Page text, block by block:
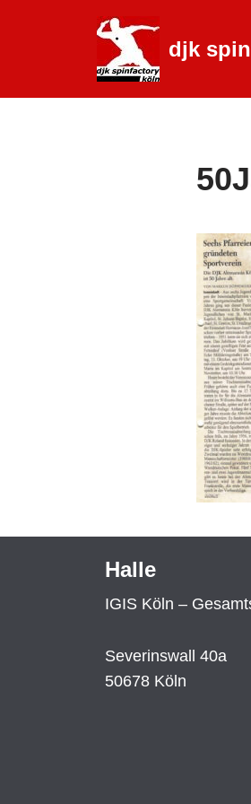
springen
djk
Halle
IGIS Köln –
Severinswall 40a
50678 Köln